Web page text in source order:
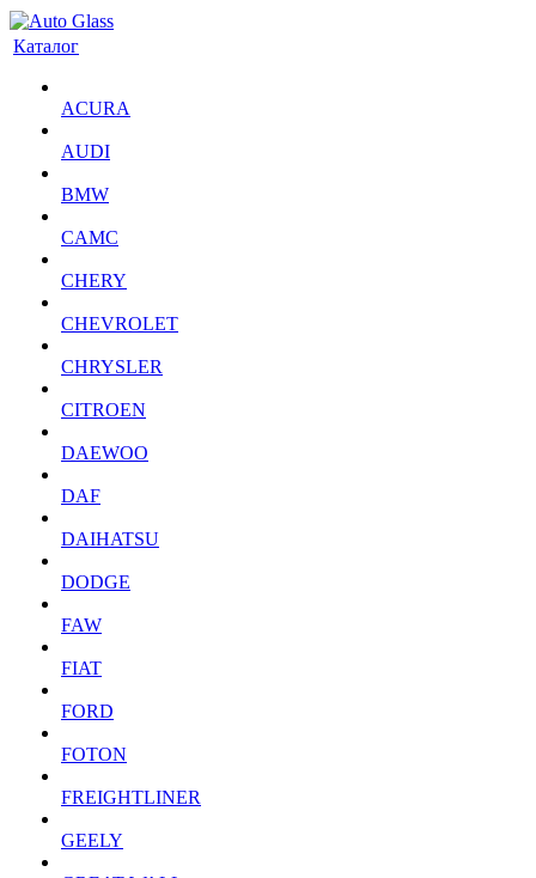
Каталог
ACURA
AUDI
BMW
CAMC
CHERY
CHEVROLET
CHRYSLER
CITROEN
DAEWOO
DAF
DAIHATSU
DODGE
FAW
FIAT
FORD
FOTON
FREIGHTLINER
GEELY